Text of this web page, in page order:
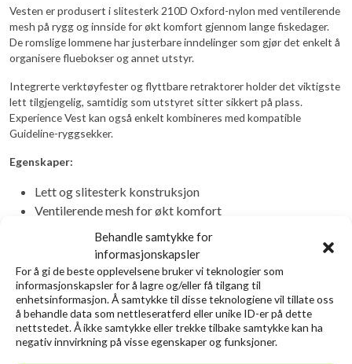
Behandle samtykke for
informasjonskapsler
For å gi de beste opplevelsene bruker vi teknologier som
informasjonskapsler for å lagre og/eller få tilgang til
enhetsinformasjon. Å samtykke til disse teknologiene vil tillate oss
å behandle data som nettleseratferd eller unike ID-er på dette
nettstedet. Å ikke samtykke eller trekke tilbake samtykke kan ha
negativ innvirkning på visse egenskaper og funksjoner.
Vesten er produsert i slitesterk 210D Oxford-nylon med ventilerende
mesh på rygg og innside for økt komfort gjennom lange fiskedager.
De romslige lommene har justerbare inndelinger som gjør det enkelt å
organisere fluebokser og annet utstyr.
Integrerte verktøyfester og flyttbare retraktorer holder det viktigste
lett tilgjengelig, samtidig som utstyret sitter sikkert på plass.
Experience Vest kan også enkelt kombineres med kompatible
Guideline-ryggsekker.
Egenskaper:
Lett og slitesterk konstruksjon
Ventilerende mesh for økt komfort
Integrerte verktøyfester og retraktorer
Kan brukes sammen med kompatible Guideline-
ryggsekker
Passer til både elv, innsjø og kystfiske
Relaterte produkter